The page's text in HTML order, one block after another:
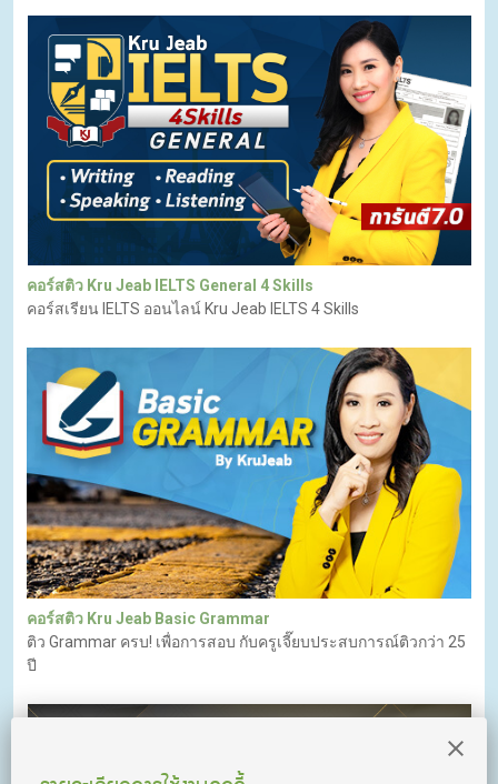
คอร์สติว Kru Jeab IELTS General 4 Skills
คอร์สเรียน IELTS ออนไลน์ Kru Jeab IELTS 4 Skills
คอร์สติว Kru Jeab Basic Grammar
ติว Grammar ครบ! เพื่อการสอบ กับครูเจี๊ยบประสบการณ์ติวกว่า 25
ปี